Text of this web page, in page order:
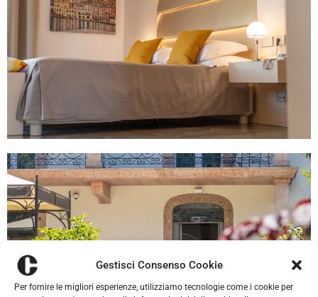
Gestisci Consenso Cookie
Per fornire le migliori esperienze, utilizziamo tecnologie come i cookie per